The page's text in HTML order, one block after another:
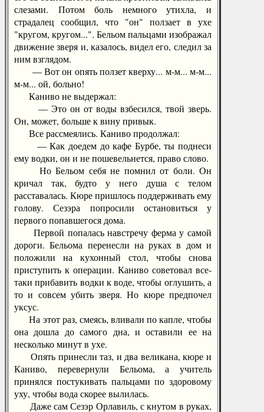
слезами. Потом боль немного утихла, и
страдалец сообщил, что "он" ползает в ухе
"кругом, кругом...". Бельом пальцами изображал
движение зверя и, казалось, видел его, следил за
ним взглядом.
— Вот он опять ползет кверху... м-м... м-м...
м-м... ой, больно!
Каниво не выдержал:
— Это он от воды взбесился, твой зверь.
Он, может, больше к вину привык.
Все рассмеялись. Каниво продолжал:
— Как доедем до кафе Бурбе, ты поднеси
ему водки, он и не пошевельнется, право слово.
Но Бельом себя не помнил от боли. Он
кричал так, будто у него душа с телом
расставалась. Кюре пришлось поддерживать ему
голову. Сезэра попросили остановиться у
первого попавшегося дома.
Первой попалась навстречу ферма у самой
дороги. Бельома перенесли на руках в дом и
положили на кухонный стол, чтобы снова
приступить к операции. Каниво советовал все-
таки прибавить водки к воде, чтобы оглушить, а
то и совсем убить зверя. Но кюре предпочел
уксус.
На этот раз, смеясь, вливали по капле, чтобы
она дошла до самого дна, и оставили ее на
несколько минут в ухе.
Опять принесли таз, и два великана, кюре и
Каниво, перевернули Бельома, а учитель
принялся постукивать пальцами по здоровому
уху, чтобы вода скорее вылилась.
Даже сам Сезэр Орлавиль, с кнутом в руках,